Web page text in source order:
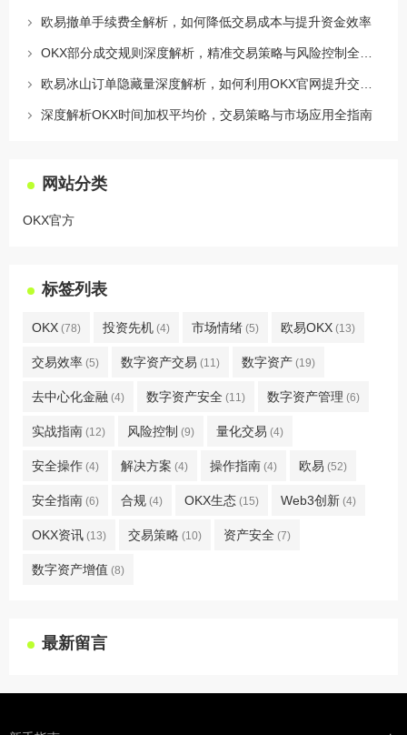
欧易撤单手续费全解析，如何降低交易成本与提升资金效率
深度解析OKX时间加权平均价，交易策略与市场应用全指南
网站分类
OKX官方
标签列表
OKX (78) 投资先机 (4) 市场情绪 (5) 欧易OKX (13)
交易效率 (5) 数字资产交易 (11) 数字资产 (19)
去中心化金融 (4) 数字资产安全 (11) 数字资产管理 (6)
实战指南 (12) 风险控制 (9) 量化交易 (4)
安全操作 (4) 解决方案 (4) 操作指南 (4) 欧易 (52)
安全指南 (6) 合规 (4) OKX生态 (15) Web3创新 (4)
OKX资讯 (13) 交易策略 (10) 资产安全 (7)
数字资产增值 (8)
最新留言